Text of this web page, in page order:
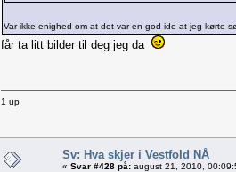
Var ikke enighed om at det var en god ide at jeg kørte
får ta litt bilder til deg jeg da
1 up
Sv: Hva skjer i Vestfold NÅ
« Svar #428 på: august 21, 2010,